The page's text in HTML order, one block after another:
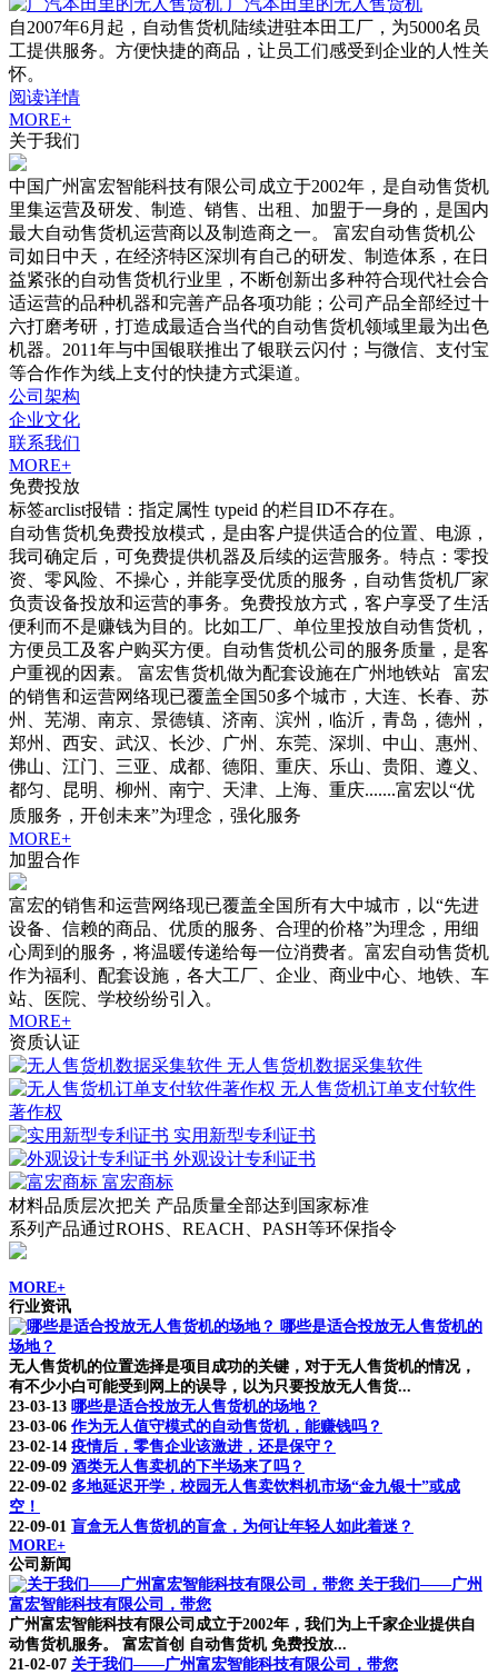
广汽本田里的无人售货机
自2007年6月起，自动售货机陆续进驻本田工厂，为5000名员
工提供服务。方便快捷的商品，让员工们感受到企业的人性关
怀。
阅读详情
MORE+
关于我们
中国广州富宏智能科技有限公司成立于2002年，是自动售货机
里集运营及研发、制造、销售、出租、加盟于一身的，是国内
最大自动售货机运营商以及制造商之一。 富宏自动售货机公
司如日中天，在经济特区深圳有自己的研发、制造体系，在日
益紧张的自动售货机行业里，不断创新出多种符合现代社会合
适运营的品种机器和完善产品各项功能；公司产品全部经过十
六打磨考研，打造成最适合当代的自动售货机领域里最为出色
机器。2011年与中国银联推出了银联云闪付；与微信、支付宝
等合作作为线上支付的快捷方式渠道。
公司架构
企业文化
联系我们
MORE+
免费投放
标签arclist报错：指定属性 typeid 的栏目ID不存在。
自动售货机免费投放模式，是由客户提供适合的位置、电源，
我司确定后，可免费提供机器及后续的运营服务。特点：零投
资、零风险、不操心，并能享受优质的服务，自动售货机厂家
负责设备投放和运营的事务。免费投放方式，客户享受了生活
便利而不是赚钱为目的。比如工厂、单位里投放自动售货机，
方便员工及客户购买方便。自动售货机公司的服务质量，是客
户重视的因素。 富宏售货机做为配套设施在广州地铁站 富宏
的销售和运营网络现已覆盖全国50多个城市，大连、长春、苏
州、芜湖、南京、景德镇、济南、滨州，临沂，青岛，德州，
郑州、西安、武汉、长沙、广州、东莞、深圳、中山、惠州、
佛山、江门、三亚、成都、德阳、重庆、乐山、贵阳、遵义、
都匀、昆明、柳州、南宁、天津、上海、重庆.......富宏以“优
质服务，开创未来”为理念，强化服务
MORE+
加盟合作
富宏的销售和运营网络现已覆盖全国所有大中城市，以“先进
设备、信赖的商品、优质的服务、合理的价格”为理念，用细
心周到的服务，将温暖传递给每一位消费者。富宏自动售货机
作为福利、配套设施，各大工厂、企业、商业中心、地铁、车
站、医院、学校纷纷引入。
MORE+
资质认证
无人售货机数据采集软件
无人售货机订单支付软件
著作权
实用新型专利证书
外观设计专利证书
富宏商标
材料品质层次把关 产品质量全部达到国家标准
系列产品通过ROHS、REACH、PASH等环保指令
MORE+
行业资讯
哪些是适合投放无人售货机的
场地？
无人售货机的位置选择是项目成功的关键，对于无人售货机的情况，
有不少小白可能受到网上的误导，以为只要投放无人售货...
23-03-13 哪些是适合投放无人售货机的场地？
23-03-06 作为无人值守模式的自动售货机，能赚钱吗？
23-02-14 疫情后，零售企业该激进，还是保守？
22-09-09 酒类无人售卖机的下半场来了吗？
22-09-02 多地延迟开学，校园无人售卖饮料机市场“金九银十”或成
空！
22-09-01 盲盒无人售货机的盲盒，为何让年轻人如此着迷？
MORE+
公司新闻
关于我们——广州
富宏智能科技有限公司，带您
广州富宏智能科技有限公司成立于2002年，我们为上千家企业提供自
动售货机服务。 富宏首创 自动售货机 免费投放...
21-02-07 关于我们——广州富宏智能科技有限公司，带您